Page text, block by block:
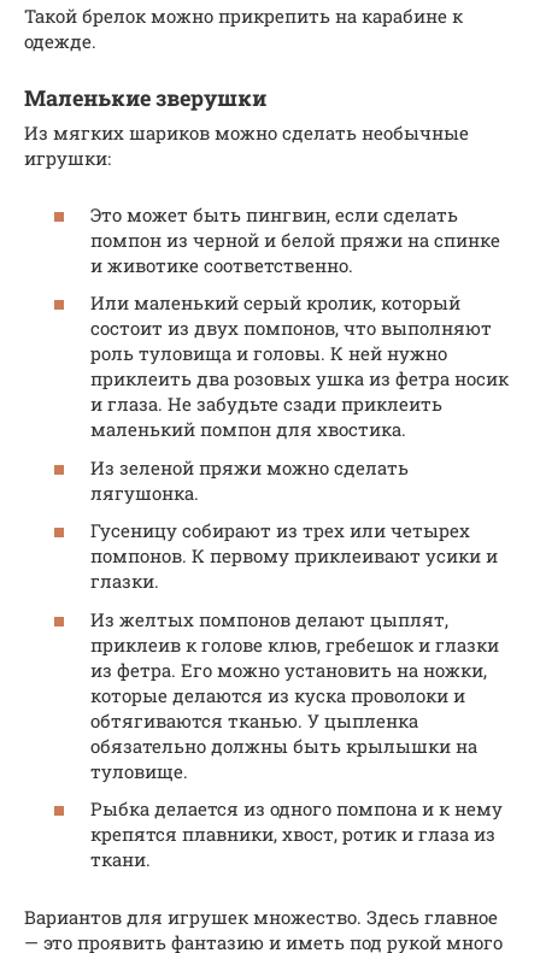
Такой брелок можно прикрепить на карабине к
одежде.
Маленькие зверушки
Из мягких шариков можно сделать необычные
игрушки:
Это может быть пингвин, если сделать
помпон из черной и белой пряжи на спинке
и животике соответственно.
Или маленький серый кролик, который
состоит из двух помпонов, что выполняют
роль туловища и головы. К ней нужно
приклеить два розовых ушка из фетра носик
и глаза. Не забудьте сзади приклеить
маленький помпон для хвостика.
Из зеленой пряжи можно сделать
лягушонка.
Гусеницу собирают из трех или четырех
помпонов. К первому приклеивают усики и
глазки.
Из желтых помпонов делают цыплят,
приклеив к голове клюв, гребешок и глазки
из фетра. Его можно установить на ножки,
которые делаются из куска проволоки и
обтягиваются тканью. У цыпленка
обязательно должны быть крылышки на
туловище.
Рыбка делается из одного помпона и к нему
крепятся плавники, хвост, ротик и глаза из
ткани.
Вариантов для игрушек множество. Здесь главное
— это проявить фантазию и иметь под рукой много